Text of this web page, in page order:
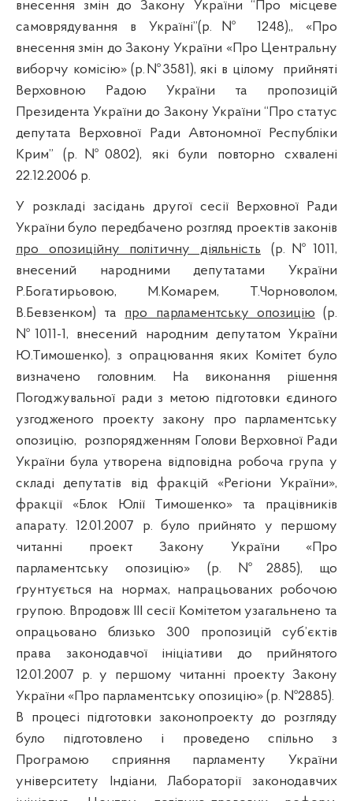
внесення змін до Закону України “Про місцеве
самоврядування в Україні”(р.№ 1248),, «Про
внесення змін до Закону України «Про Центральну
виборчу комісію» (р.№3581), які в цілому
прийняті
Верховною Радою України та пропозицій
Президента України до Закону України “Про статус
депутата Верховної Ради Автономної Республіки
Крим” (р.№0802), які були повторно схвалені
22.12.2006 р.
У розкладі засідань другої сесії Верховної Ради
України було передбачено розгляд проектів законів
про опозиційну політичну діяльність (р.№1011,
внесений народними депутатами України
Р.Богатирьовою, М.Комарем, Т.Чорноволом,
В.Бевзенком) та про парламентську опозицію (р.
№1011-1, внесений народним депутатом України
Ю.Тимошенко), з опрацювання яких Комітет було
визначено головним. На виконання рішення
Погоджувальної ради з метою підготовки єдиного
узгодженого проекту закону про парламентську
опозицію,
розпорядженням Голови Верховної Ради
України була утворена відповідна робоча група у
складі депутатів від фракцій «Регіони України»,
фракції «Блок Юлії Тимошенко» та працівників
апарату. 12.01.2007 р. було прийнято у першому
читанні проект Закону України «Про
парламентську опозицію» (р. №2885), що
ґрунтується на нормах, напрацьованих робочою
групою. Впродовж
IIIсесії Комітетом узагальнено та
опрацьовано близько 300 пропозицій суб’єктів
права законодавчої ініціативи до прийнятого
12.01.2007 р. у першому читанні проекту Закону
України «Про парламентську опозицію» (р. №2885).
В процесі підготовки законопроекту до розгляду
було підготовлено і проведено спільно з
Програмою сприяння парламенту України
університету Індіани, Лабораторії законодавчих